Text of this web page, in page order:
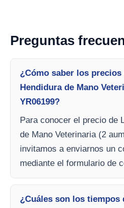
Preguntas
¿Cómo saber los precios
Hendidura de Mano
YR06199?
Para conocer el precio de
de Mano Veterinaria (2
invitamos a enviarnos un
mediante el formulario de
¿Cuáles son los tiempos